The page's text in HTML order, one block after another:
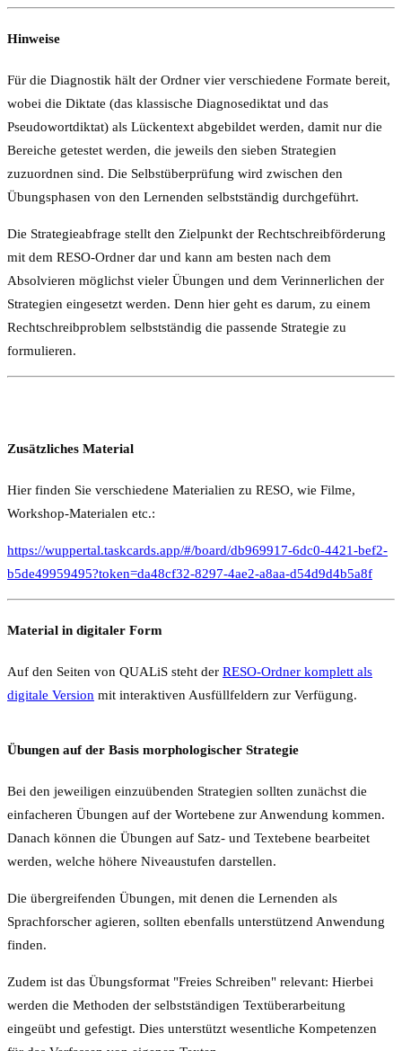
Hinweise
Für die Diagnostik hält der Ordner vier verschiedene Formate bereit,
wobei die Diktate (das klassische Diagnosediktat und das
Pseudowortdiktat) als Lückentext abgebildet werden, damit nur die
Bereiche getestet werden, die jeweils den sieben Strategien
zuzuordnen sind. Die Selbstüberprüfung wird zwischen den
Übungsphasen von den Lernenden selbstständig durchgeführt.
Die Strategieabfrage stellt den Zielpunkt der Rechtschreibförderung
mit dem RESO-Ordner dar und kann am besten nach dem
Absolvieren möglichst vieler Übungen und dem Verinnerlichen der
Strategien eingesetzt werden. Denn hier geht es darum, zu einem
Rechtschreibproblem selbstständig die passende Strategie zu
formulieren.
Zusätzliches Material
Hier finden Sie verschiedene Materialien zu RESO, wie Filme,
Workshop-Materialen etc.:
https://wuppertal.taskcards.app/#/board/db969917-6dc0-4421-bef2-
b5de49959495?token=da48cf32-8297-4ae2-a8aa-d54d9d4b5a8f
Material in digitaler Form
Auf den Seiten von QUALiS steht der RESO-Ordner komplett als
digitale Version mit interaktiven Ausfüllfeldern zur Verfügung.
Übungen auf der Basis morphologischer Strategie
Bei den jeweiligen einzuübenden Strategien sollten zunächst die
einfacheren Übungen auf der Wortebene zur Anwendung kommen.
Danach können die Übungen auf Satz- und Textebene bearbeitet
werden, welche höhere Niveaustufen darstellen.
Die übergreifenden Übungen, mit denen die Lernenden als
Sprachforscher agieren, sollten ebenfalls unterstützend Anwendung
finden.
Zudem ist das Übungsformat "Freies Schreiben" relevant: Hierbei
werden die Methoden der selbstständigen Textüberarbeitung
eingeübt und gefestigt. Dies unterstützt wesentliche Kompetenzen